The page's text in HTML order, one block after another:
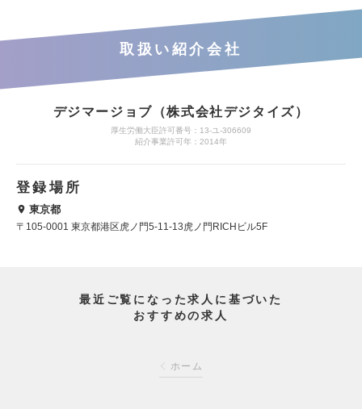
取扱い紹介会社
デジマージョブ（株式会社デジタイズ）
厚生労働大臣許可番号：13-ユ-306609
紹介事業許可年：2014年
登録場所
東京都
〒105-0001 東京都港区虎ノ門5-11-13虎ノ門RICHビル5F
最近ご覧になった求人に基づいた
おすすめの求人
ホーム